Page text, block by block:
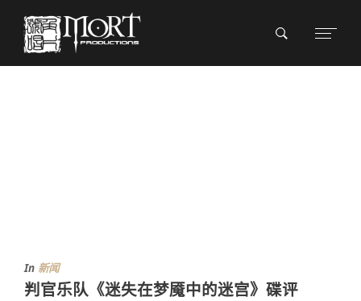
In 新闻
判官乐队《迷失在梦魇中的迷宫》碟评